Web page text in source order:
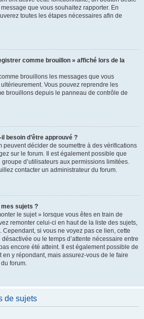
que vous souhaitez rapporter. En
toutes les étapes nécessaires afin de
comme brouillon » affiché lors de la
brouillons les messages que vous
Vous pouvez reprendre les
brouillons depuis le panneau de contrôle de
besoin d’être approuvé ?
peuvent décider de soumettre à des vérifications
sur le forum. Il est également possible que
d’utilisateurs aux permissions limitées.
contacter un administrateur du forum.
sujets ?
le sujet » lorsque vous êtes en train de
remonter celui-ci en haut de la liste des sujets,
si vous ne voyez pas ce lien, cette
ou le temps d’attente nécessaire entre
encore été atteint. Il est également possible de
y répondant, mais assurez-vous de le faire
forum.
de sujets